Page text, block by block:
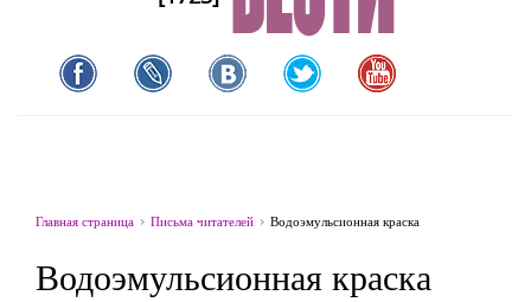
Главная страница Письма читателей Водоэмульсионная краска
Водоэмульсионная краска